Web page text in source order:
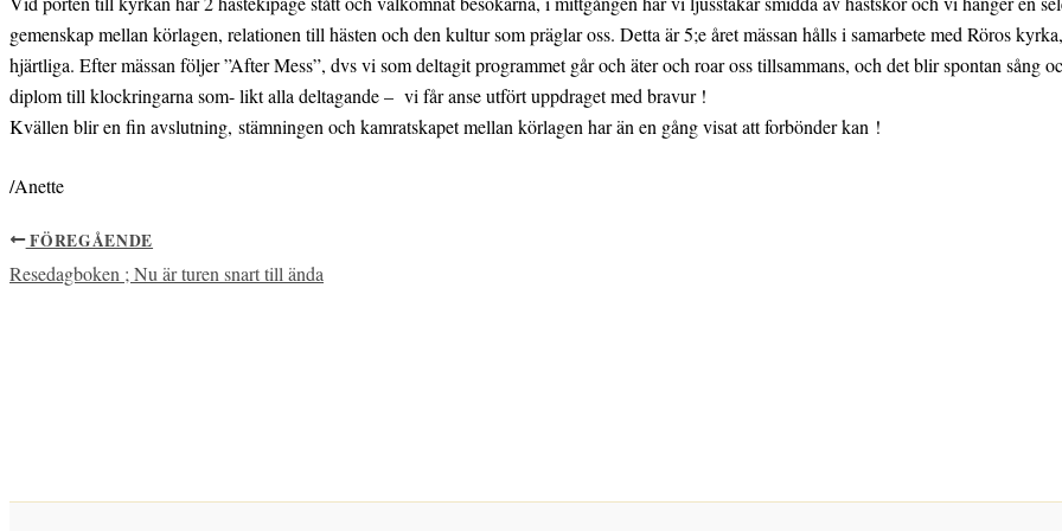
gemenskap mellan körlagen, relationen till hästen och den kultur som präglar oss. Detta är 5;e året mässan hålls i samarbete med Röros
hjärtliga. Efter mässan följer ”After Mess”, dvs vi som deltagit programmet går och äter och roar oss tillsammans, och det blir spontan sång
diplom till klockringarna som- likt alla deltagande – vi får anse utfört uppdraget med bravur !
Kvällen blir en fin avslutning, stämningen och kamratskapet mellan körlagen har än en gång visat att forbönder kan !
/Anette
FÖREGÅENDE
Resedagboken ; Nu är turen snart till ända